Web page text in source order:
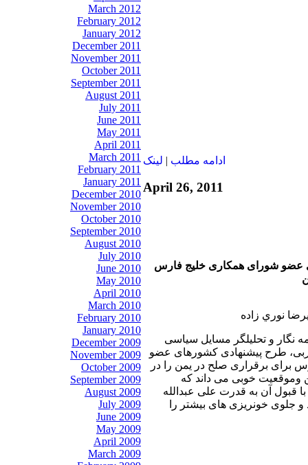
March 2012
February 2012
January 2012
December 2011
November 2011
October 2011
September 2011
August 2011
July 2011
June 2011
May 2011
April 2011
March 2011
February 2011
January 2011
December 2010
November 2010
October 2010
September 2010
August 2010
July 2010
June 2010
May 2010
April 2010
March 2010
February 2010
January 2010
December 2009
November 2009
October 2009
September 2009
August 2009
July 2009
June 2009
May 2009
April 2009
March 2009
ادامه مطلب | لينک
April 26, 2011
عضو شورای همکاری خلیج فارس
نوري زاده
نگار و تحلیلگر مسایل سیاسی
طرح پیشنهادی کشورهای عضو
برای برقراری صلح در یمن را در
وموقعیت خوبی می داند که
قبول آن به قدرت علی عبدالله
جلوی خونریزی های بیشتر را